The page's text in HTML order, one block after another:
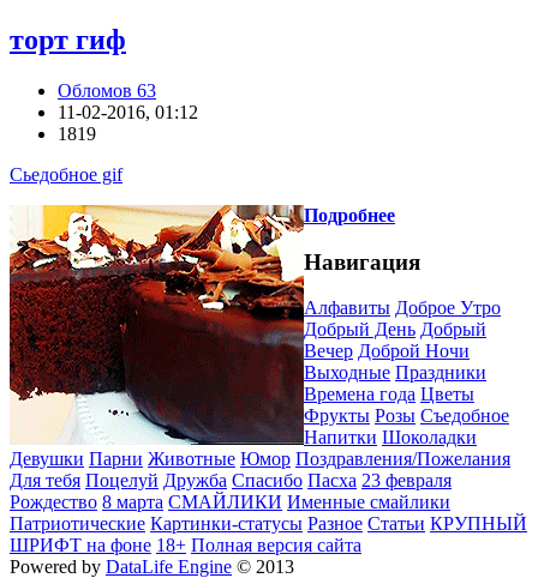
торт гиф
Обломов 63
11-02-2016, 01:12
1819
Сьедобное gif
Подробнее
Навигация
Алфавиты Доброе Утро
Добрый День Добрый
Вечер Доброй Ночи
Выходные Праздники
Времена года Цветы
Фрукты Розы Съедобное
Напитки Шоколадки
Девушки Парни Животные Юмор Поздравления/Пожелания
Для тебя Поцелуй Дружба Спасибо Пасха 23 февраля
Рождество 8 марта СМАЙЛИКИ Именные смайлики
Патриотические Картинки-статусы Разное Cтатьи КРУПНЫЙ
ШРИФТ на фоне 18+ Полная версия сайта
Powered by DataLife Engine © 2013